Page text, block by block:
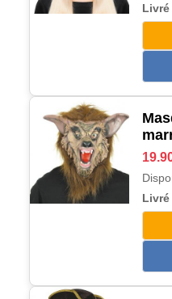
Livré
Livré